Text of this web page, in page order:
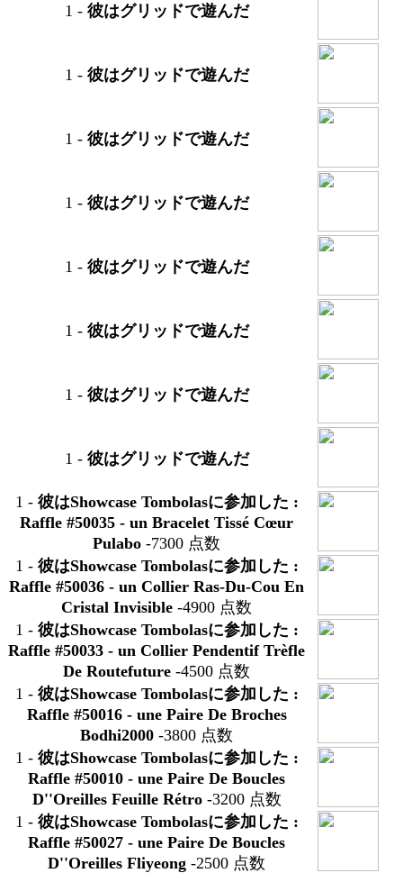
1 - 彼はグリッドで遊んだ
1 - 彼はグリッドで遊んだ
1 - 彼はグリッドで遊んだ
1 - 彼はグリッドで遊んだ
1 - 彼はグリッドで遊んだ
1 - 彼はグリッドで遊んだ
1 - 彼はグリッドで遊んだ
1 - 彼はグリッドで遊んだ
1 - 彼はShowcase Tombolasに参加した :
Raffle #50035 -un Bracelet Tissé Cœur
Pulabo -7300 点数
1 - 彼はShowcase Tombolasに参加した :
Raffle #50036 -un Collier Ras-Du-Cou En
Cristal Invisible -4900 点数
1 - 彼はShowcase Tombolasに参加した :
Raffle #50033 -un Collier Pendentif Trèfle
De Routefuture -4500 点数
1 - 彼はShowcase Tombolasに参加した :
Raffle #50016 - une Paire De Broches
Bodhi2000 -3800 点数
1 - 彼はShowcase Tombolasに参加した :
Raffle #50010 -une Paire De Boucles
D''Oreilles Feuille Rétro-3200 点数
1 - 彼はShowcase Tombolasに参加した :
Raffle #50027 -une Paire De Boucles
D''Oreilles Fliyeong -2500 点数